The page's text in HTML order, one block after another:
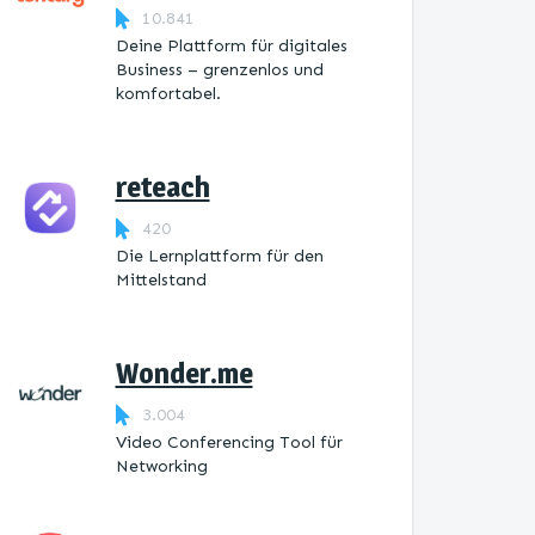
10.841
Deine Plattform für digitales
Business – grenzenlos und
komfortabel.
reteach
420
Die Lernplattform ​für den
Mittelstand
Wonder.me
3.004
Video Conferencing Tool für
Networking